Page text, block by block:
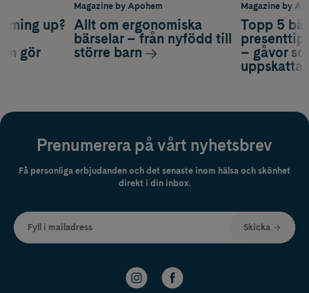
Magazine by
Topp 5
– gåvor
up?
gör
Magazine by Apohem
Allt om ergonomiska
bärselar – från nyfödd till
större barn
Prenumerera på vårt nyhetsbrev
Få personliga erbjudanden och det senaste inom hälsa och skönhet
direkt i din inbox.
Fyll i mailadress Skicka